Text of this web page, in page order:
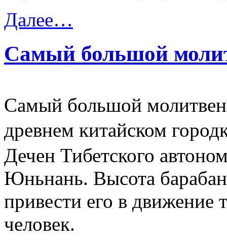
Далее…
Самый большой
Самый большой
древнем китайском
Дечен Тибетского
Юньнань. Высота
привести его в движение
человек.